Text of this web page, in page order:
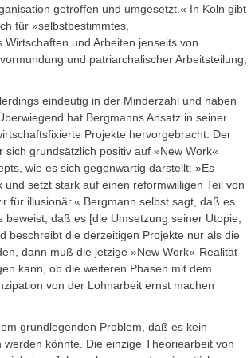
getroffen und umgesetzt.« In Köln gibt
für »selbstbestimmtes,
und Arbeiten jenseits von
und patriarchalischer Arbeitsteilung,
eindeutig in der Minderzahl und haben
hat Bergmanns Ansatz in seiner
Projekte hervorgebracht. Der
sich grundsätzlich positiv auf »New Work«
wie es sich gegenwärtig darstellt: »Es
setzt stark auf einen reformwilligen Teil von
für illusionär.« Bergmann selbst sagt, daß es
daß es [die Umsetzung seiner Utopie;
beschreibt die derzeitigen Projekte nur als die
dann muß die jetzige »New Work«-Realität
kann, ob die weiteren Phasen mit dem
von der Lohnarbeit ernst machen
grundlegenden Problem, daß es kein
könnte. Die einzige Theoriearbeit von